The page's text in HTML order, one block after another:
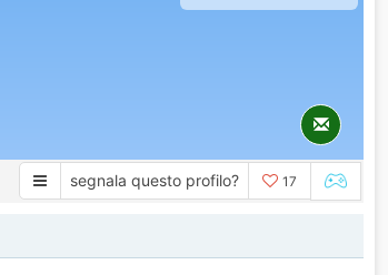
segnala questo profilo? 17